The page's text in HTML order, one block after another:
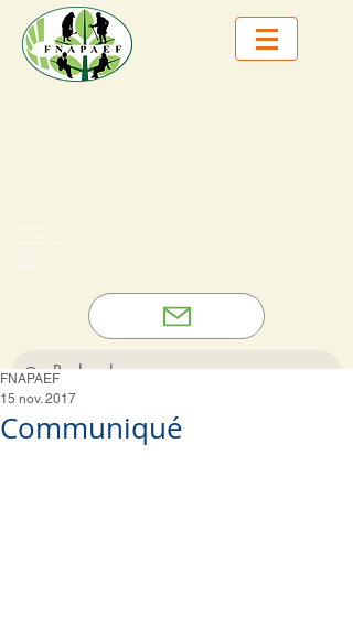
Communiqué
FNAPAEF
15 nov. 2017